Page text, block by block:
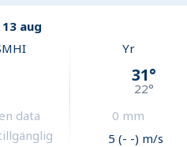
aug
data
Yr
31°
22°
0 mm
5 (- -) m/s